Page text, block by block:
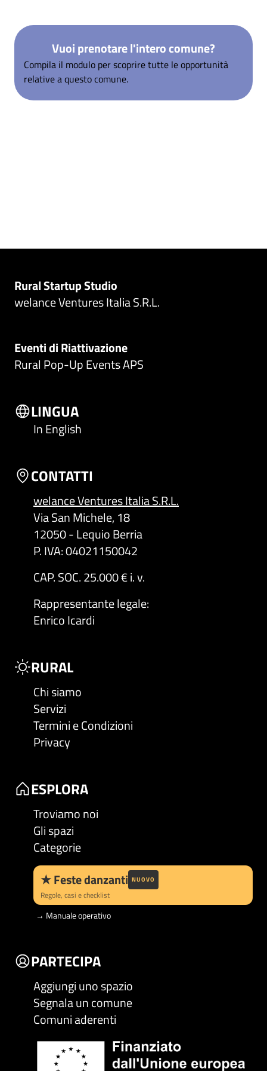
Vuoi prenotare l'intero comune?
Compila il modulo per scoprire tutte le opportunità
relative a questo comune.
Rural Startup Studio
welance Ventures Italia S.R.L.
Eventi di Riattivazione
Rural Pop-Up Events APS
LINGUA
In English
CONTATTI
welance Ventures Italia S.R.L.
Via San Michele, 18
12050 - Lequio Berria
P. IVA: 04021150042
CAP. SOC. 25.000 € i. v.
Rappresentante legale:
Enrico Icardi
RURAL
Chi siamo
Servizi
Termini e Condizioni
Privacy
ESPLORA
Troviamo noi
Gli spazi
Categorie
★Feste danzanti NUOVO
Regole, casi e checklist
→ Manuale operativo
PARTECIPA
Aggiungi uno spazio
Segnala un comune
Comuni aderenti